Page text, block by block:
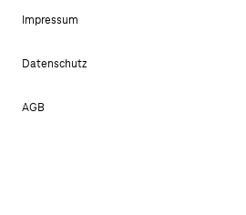
Impressum
Datenschutz
AGB